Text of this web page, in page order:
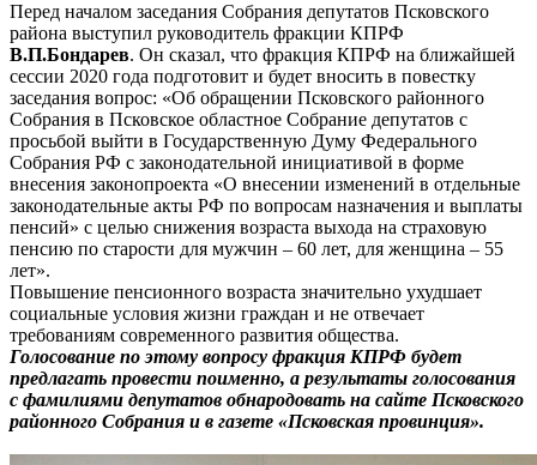
Перед началом заседания Собрания депутатов Псковского
района выступил руководитель фракции КПРФ
В.П.Бондарев. Он сказал, что фракция КПРФ на ближайшей
сессии 2020 года подготовит и будет вносить в повестку
заседания вопрос: «Об обращении Псковского районного
Собрания в Псковское областное Собрание депутатов с
просьбой выйти в Государственную Думу Федерального
Собрания РФ с законодательной инициативой в форме
внесения законопроекта «О внесении изменений в отдельные
законодательные акты РФ по вопросам назначения и выплаты
пенсий» с целью снижения возраста выхода на страховую
пенсию по старости для мужчин – 60 лет, для женщина – 55
лет».
Повышение пенсионного возраста значительно ухудшает
социальные условия жизни граждан и не отвечает
требованиям современного развития общества.
Голосование по этому вопросу фракция КПРФ будет
предлагать провести поименно, а результаты голосования
с фамилиями депутатов обнародовать на сайте Псковского
районного Собрания и в газете «Псковская провинция».